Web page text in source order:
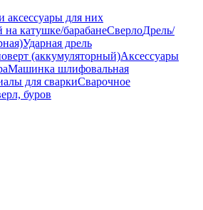
аксессуары для них
катушке/барабанеСверлоДрель/
Ударная дрель
(аккумуляторный)Аксессуары
Машинка шлифовальная
для сваркиСварочное
буров